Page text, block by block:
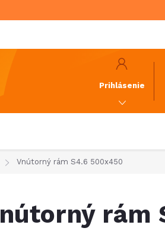
Prihlásenie
Vnútorný rám S4.6 500x450
rám